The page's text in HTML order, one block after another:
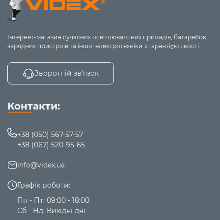
Інтернет-магазин сучасних освітлювальних приладів, батарейок,
зарядних пристроїв та іншої електротехніки з гарантією якості.
Зворотній зв’язок
Контакти:
+38 (050) 567-57-57
+38 (067) 520-95-65
info@videx.ua
Графік роботи:
Пн - Пт: 09:00 - 18:00
Сб - Нд: Вихідні дні